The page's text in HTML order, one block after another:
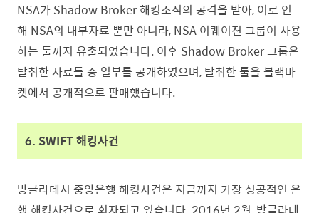
NSA가 Shadow Broker 해킹조직의 공격을 받아, 이로 인
해 NSA의 내부자료 뿐만 아니라, NSA 이퀘이젼 그룹이 사용
하는 툴까지 유출되었습니다. 이후 Shadow Broker 그룹은
탈취한 자료들 중 일부를 공개하였으며, 탈취한 툴을 블랙마
켓에서 공개적으로 판매했습니다.
6. SWIFT 해킹사건
방글라데시 중앙은행 해킹사건은 지금까지 가장 성공적인 은